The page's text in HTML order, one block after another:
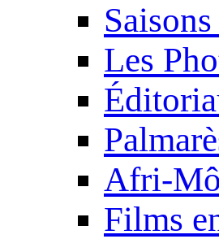
Les
Afri-
Films